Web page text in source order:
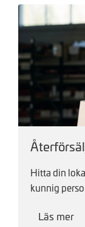
Hitta din
kunnig
Läs mer